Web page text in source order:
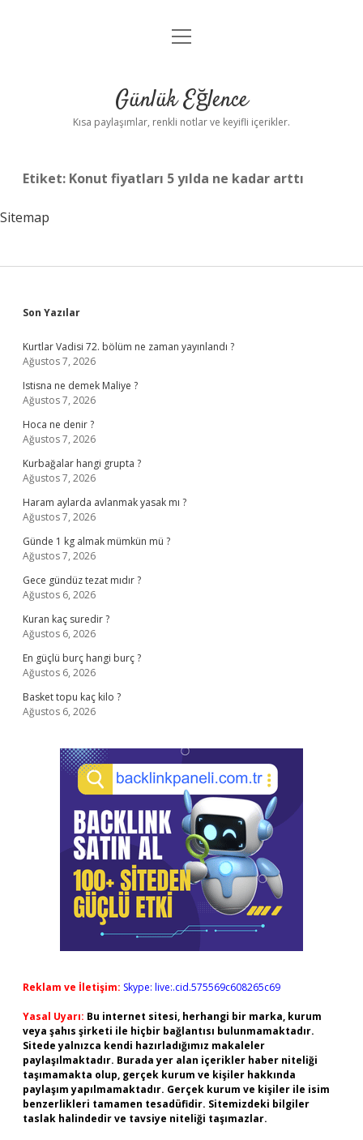
Anasayfa
Yasal Uyarı
menüyü
Günlük Eğlence
Kısa paylaşımlar, renkli notlar ve keyifli içerikler.
Etiket: Konut fiyatları 5 yılda ne kadar arttı
Sitemap
Sidebar
Son Yazılar
Kurtlar Vadisi 72. bölüm ne zaman yayınlandı ?
Ağustos 7, 2026
Istisna ne demek Maliye ?
Ağustos 7, 2026
Hoca ne denir ?
Ağustos 7, 2026
Kurbağalar hangi grupta ?
Ağustos 7, 2026
Haram aylarda avlanmak yasak mı ?
Ağustos 7, 2026
Günde 1 kg almak mümkün mü ?
Ağustos 7, 2026
Gece gündüz tezat mıdır ?
Ağustos 6, 2026
Kuran kaç suredir ?
Ağustos 6, 2026
En güçlü burç hangi burç ?
Ağustos 6, 2026
Basket topu kaç kilo ?
Ağustos 6, 2026
Reklam ve İletişim: Skype: live:.cid.575569c608265c69
Yasal Uyarı: Bu internet sitesi, herhangi bir marka, kurum
veya şahıs şirketi ile hiçbir bağlantısı bulunmamaktadır.
Sitede yalnızca kendi hazırladığımız makaleler
paylaşılmaktadır. Burada yer alan içerikler haber niteliği
taşımamakta olup, gerçek kurum ve kişiler hakkında
paylaşım yapılmamaktadır. Gerçek kurum ve kişiler ile isim
benzerlikleri tamamen tesadüfidir. Sitemizdeki bilgiler
taslak halindedir ve tavsiye niteliği taşımazlar.